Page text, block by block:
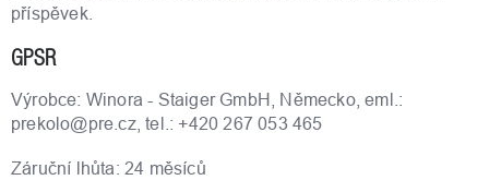
příspěvek.
GPSR
Výrobce: Winora - Staiger GmbH, Německo, eml.:
prekolo@pre.cz, tel.: +420 267 053 465
Záruční lhůta: 24 měsíců